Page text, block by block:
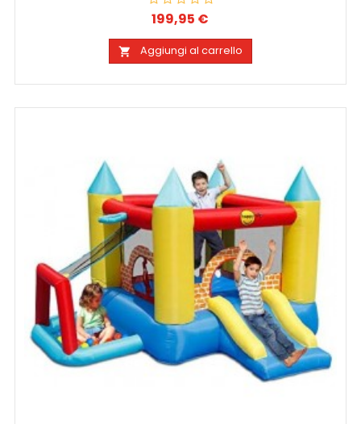
Prezzo
199,95 €
 Aggiungi al carrello